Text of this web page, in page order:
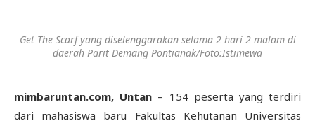
Get The Scarf yang diselenggarakan selama 2 hari 2 malam di
daerah Parit Demang Pontianak/Foto:Istimewa
mimbaruntan.com, Untan – 154 peserta yang terdiri
dari mahasiswa baru Fakultas Kehutanan Universitas